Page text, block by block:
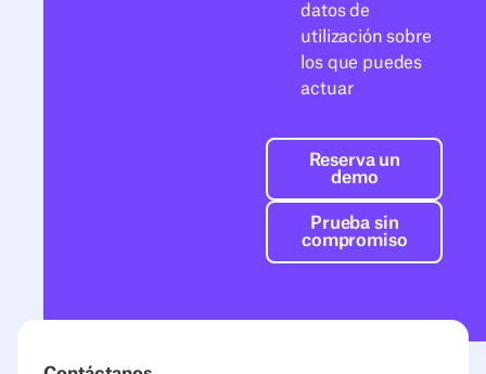
datos de
utilización sobre
los que puedes
actuar
Reserva un
Reserva un
demo
Prueba sin
Prueba sin
compromiso